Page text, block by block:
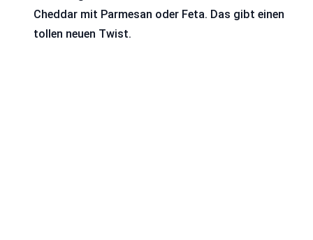
Cheddar mit Parmesan oder Feta. Das gibt einen
tollen neuen Twist.